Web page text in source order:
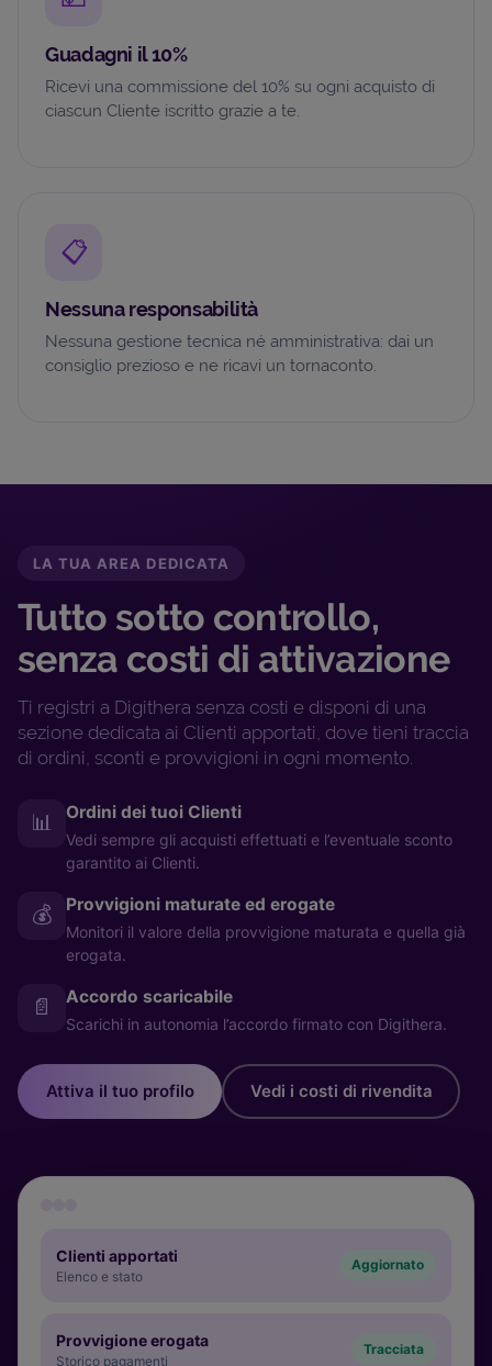
Guadagni il 10%
Ricevi una commissione del 10% su ogni acquisto di
ciascun Cliente iscritto grazie a te.
📋
Nessuna responsabilità
Nessuna gestione tecnica né amministrativa: dai un
consiglio prezioso e ne ricavi un tornaconto.
LA TUA AREA DEDICATA
Tutto sotto controllo,
senza costi di attivazione
Ti registri a Digithera senza costi e disponi di una
sezione dedicata ai Clienti apportati, dove tieni traccia
di ordini, sconti e provvigioni in ogni momento.
📊 Ordini dei tuoi Clienti
Vedi sempre gli acquisti effettuati e l’eventuale sconto
garantito ai Clienti.
💰 Provvigioni maturate ed erogate
Monitori il valore della provvigione maturata e quella già
erogata.
📄 Accordo scaricabile
Scarichi in autonomia l’accordo firmato con Digithera.
Attiva il tuo profilo Vedi i costi di rivendita
Clienti apportati
Elenco e stato
Aggiornato
Provvigione erogata
Storico pagamenti
Tracciata